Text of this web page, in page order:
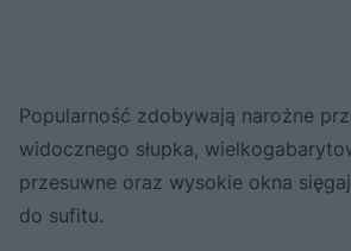
Popularność zdobywają narożne
widocznego słupka,
przesuwne oraz wysokie okna
do sufitu.